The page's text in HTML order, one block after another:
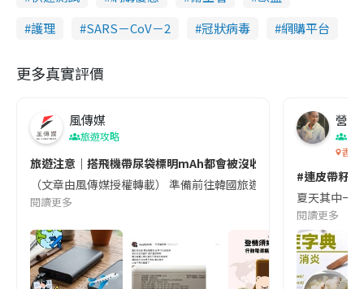
護理
SARS－CoV－2 冠狀病毒 網購平台
更多真實評價
風傳媒
旅遊攻略
旅遊注意｜搭飛機帶尿袋標明mAh都會被沒收😱出發前切記檢查
（文章由風傳媒授權轉載） 準備前往韓國旅遊的民眾，近期要
閱讀更多
營養
香港
#連皮帶籽
夏天其中一
閱讀更多